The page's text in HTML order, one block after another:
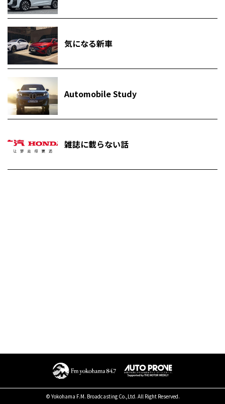
気になる新車
Automobile Study
雑誌に載らない話
© Yokohama F.M. Broadcasting Co.,Ltd. All Right Reserved.